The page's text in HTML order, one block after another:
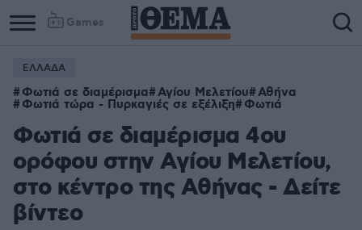
Games
ΕΛΛΑΔΑ
Φωτιά σε διαμέρισμα Αγίου Μελετίου Αθήνα
Φωτιά τώρα - Πυρκαγιές σε εξέλιξη Φωτιά
Φωτιά σε διαμέρισμα 4ου
ορόφου στην Αγίου Μελετίου,
στο κέντρο της Αθήνας - Δείτε
βίντεο